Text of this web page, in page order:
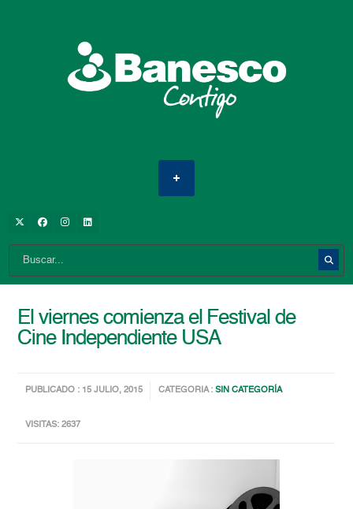
El viernes comienza el Festival de
Cine Independiente USA
PUBLICADO : 15 JULIO, 2015 CATEGORIA :SIN CATEGORÍA
VISITAS: 2637